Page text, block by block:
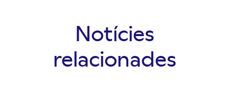
Notícies
relacionades